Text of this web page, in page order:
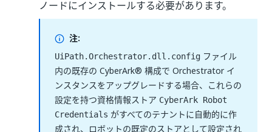
ノードにインストールする必要があります。
注:
UiPath.Orchestrator.dll.config ファイル
内の既存の CyberArk® 構成で Orchestrator イ
ンスタンスをアップグレードする場合、これらの
設定を持つ資格情報ストア CyberArk Robot
Credentials がすべてのテナントに自動的に作
成され、ロボットの既定のストアとして設定され